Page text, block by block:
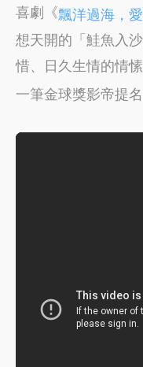
喜劇《飄洋過海，
想天開的「鮭魚入
惜、日久生情的情
一筆金球獎影帝提名